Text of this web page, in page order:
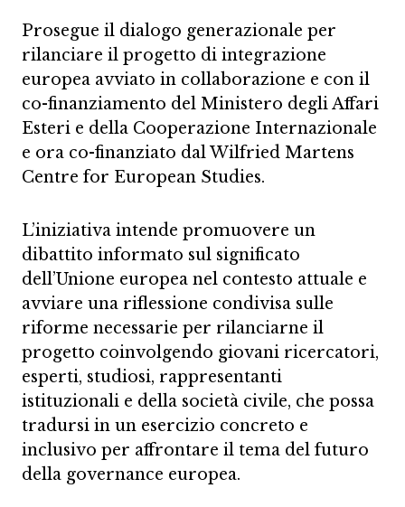
Prosegue il dialogo generazionale per
rilanciare il progetto di integrazione
europea avviato in collaborazione e con il
co-finanziamento del Ministero degli Affari
Esteri e della Cooperazione Internazionale
e ora co-finanziato dal Wilfried Martens
Centre for European Studies.
L’iniziativa intende promuovere un
dibattito informato sul significato
dell’Unione europea nel contesto attuale e
avviare una riflessione condivisa sulle
riforme necessarie per rilanciarne il
progetto coinvolgendo giovani ricercatori,
esperti, studiosi, rappresentanti
istituzionali e della società civile, che possa
tradursi in un esercizio concreto e
inclusivo per affrontare il tema del futuro
della governance europea.